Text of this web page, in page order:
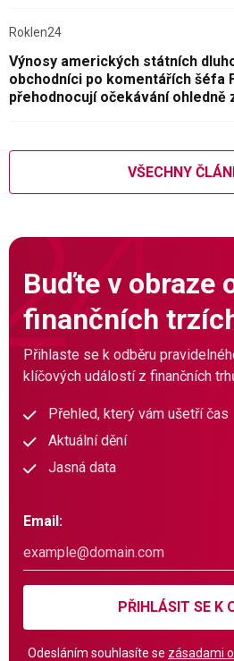
Roklen24
Výnosy amerických státních
obchodníci po komentářích šéfa
přehodnocují očekávání ohledně
VŠECHNY
Buďte v obraze
finančních
Přihlaste se k odběru
klíčových událostí z finančních
Přehled, který vám ušetří čas
Aktuální dění
Jasná data
Email:
PŘIHLÁSIT SE K
Odesláním souhlasíte se zásadami